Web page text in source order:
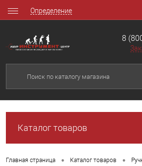
Определение
8
Каталог товаров
Главная страница • Каталог товаров •